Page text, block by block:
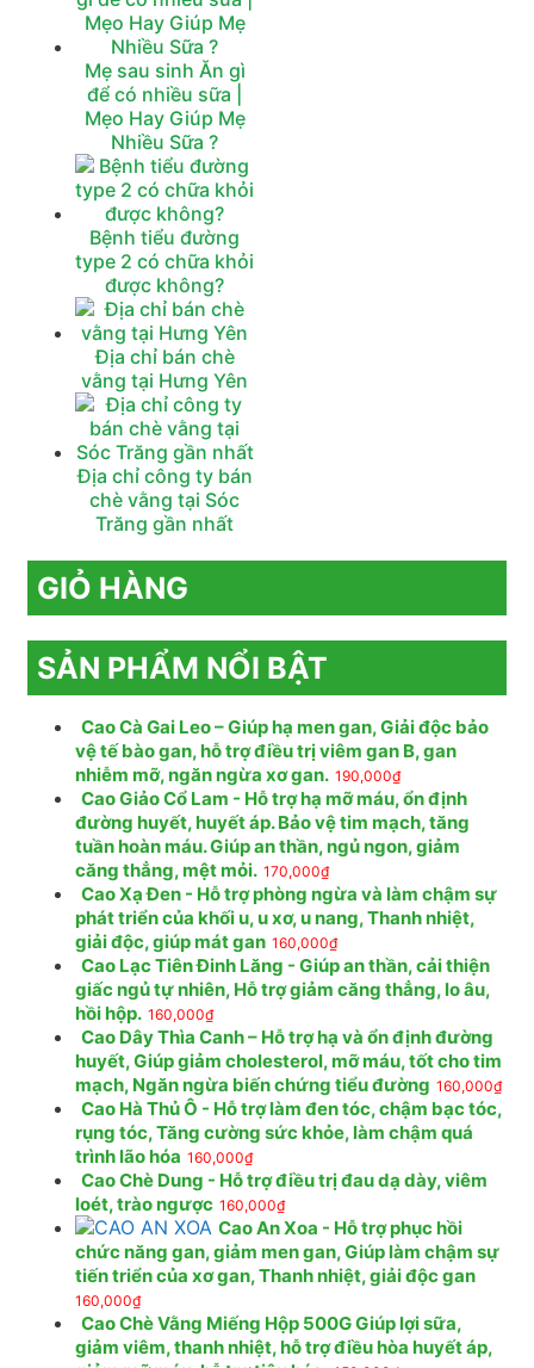
Mẹ sau sinh Ăn gì
để có nhiều sữa |
Mẹo Hay Giúp Mẹ
Nhiều Sữa ?‎
Bệnh tiểu đường
type 2 có chữa khỏi
được không?
Địa chỉ bán chè
vằng tại Hưng Yên
Địa chỉ công ty bán
chè vằng tại Sóc
Trăng gần nhất
GIỎ HÀNG
SẢN PHẨM NỔI BẬT
Cao Cà Gai Leo – Giúp hạ men gan, Giải độc bảo
vệ tế bào gan, hỗ trợ điều trị viêm gan B, gan
nhiễm mỡ, ngăn ngừa xơ gan. 190,000₫
Cao Giảo Cổ Lam - Hỗ trợ hạ mỡ máu, ổn định
đường huyết, huyết áp. Bảo vệ tim mạch, tăng
tuần hoàn máu. Giúp an thần, ngủ ngon, giảm
căng thẳng, mệt mỏi. 170,000₫
Cao Xạ Đen - Hỗ trợ phòng ngừa và làm chậm sự
phát triển của khối u, u xơ, u nang, Thanh nhiệt,
giải độc, giúp mát gan 160,000₫
Cao Lạc Tiên Đinh Lăng - Giúp an thần, cải thiện
giấc ngủ tự nhiên, Hỗ trợ giảm căng thẳng, lo âu,
hồi hộp. 160,000₫
Cao Dây Thìa Canh – Hỗ trợ hạ và ổn định đường
huyết, Giúp giảm cholesterol, mỡ máu, tốt cho tim
mạch, Ngăn ngừa biến chứng tiểu đường 160,000₫
Cao Hà Thủ Ô - Hỗ trợ làm đen tóc, chậm bạc tóc,
rụng tóc, Tăng cường sức khỏe, làm chậm quá
trình lão hóa 160,000₫
Cao Chè Dung - Hỗ trợ điều trị đau dạ dày, viêm
loét, trào ngược 160,000₫
Cao An Xoa - Hỗ trợ phục hồi
chức năng gan, giảm men gan, Giúp làm chậm sự
tiến triển của xơ gan, Thanh nhiệt, giải độc gan
160,000₫
Cao Chè Vằng Miếng Hộp 500G Giúp lợi sữa,
giảm viêm, thanh nhiệt, hỗ trợ điều hòa huyết áp,